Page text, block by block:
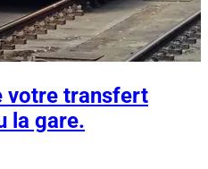
votre transfert
la gare.